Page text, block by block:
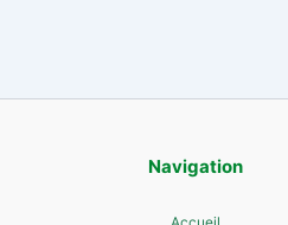
Navigation